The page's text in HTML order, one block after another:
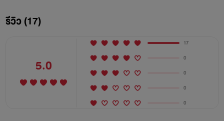
รีวิว (17)
5.0
17
0
0
0
0